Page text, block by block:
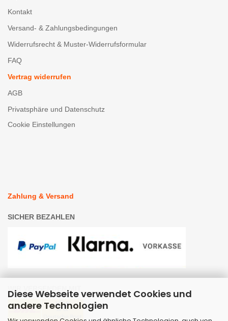
Diese Webseite verwendet Cookies und
andere Technologien
Kontakt
Versand- & Zahlungsbedingungen
Widerrufsrecht & Muster-Widerrufsformular
FAQ
Vertrag widerrufen
AGB
Privatsphäre und Datenschutz
Cookie Einstellungen
Zahlung & Versand
SICHER BEZAHLEN
WIR VERSENDEN MIT